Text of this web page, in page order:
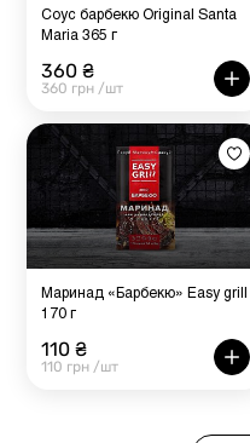
Соус барбекю Original Santa
Maria 365 г
360 ₴
360 грн /шт
Маринад «Барбекю» Easy grill
170 г
110 ₴
110 грн /шт